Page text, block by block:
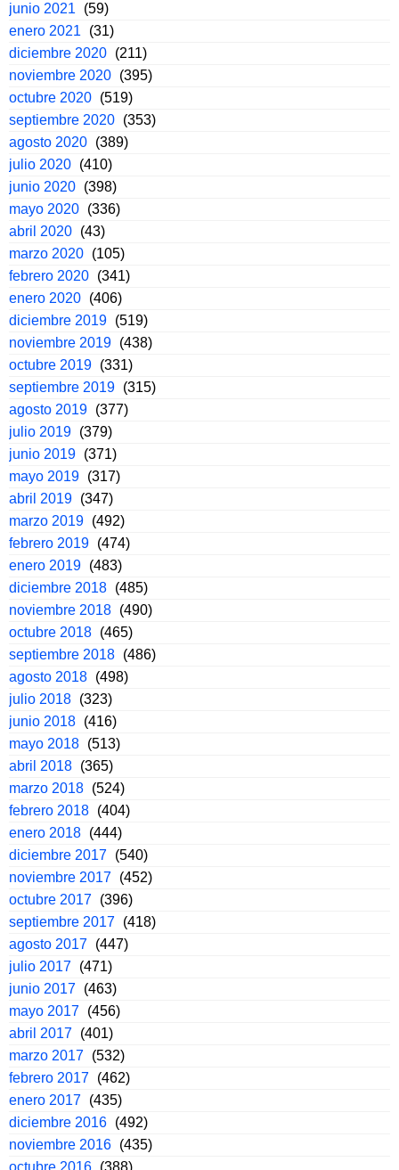
junio 2021
(59)
enero 2021
(31)
diciembre 2020 (211)
noviembre 2020 (395)
octubre 2020 (519)
septiembre 2020 (353)
agosto 2020 (389)
julio 2020 (410)
junio 2020 (398)
mayo 2020 (336)
abril 2020 (43)
marzo 2020 (105)
febrero 2020 (341)
enero 2020 (406)
diciembre 2019 (519)
noviembre 2019 (438)
octubre 2019 (331)
septiembre 2019 (315)
agosto 2019 (377)
julio 2019 (379)
junio 2019 (371)
mayo 2019 (317)
abril 2019 (347)
marzo 2019 (492)
febrero 2019 (474)
enero 2019 (483)
diciembre 2018 (485)
noviembre 2018 (490)
octubre 2018 (465)
septiembre 2018 (486)
agosto 2018 (498)
julio 2018 (323)
junio 2018 (416)
mayo 2018 (513)
abril 2018 (365)
marzo 2018 (524)
febrero 2018 (404)
enero 2018 (444)
diciembre 2017 (540)
noviembre 2017 (452)
octubre 2017 (396)
septiembre 2017 (418)
agosto 2017 (447)
julio 2017 (471)
junio 2017 (463)
mayo 2017 (456)
abril 2017 (401)
marzo 2017 (532)
febrero 2017 (462)
enero 2017 (435)
diciembre 2016 (492)
noviembre 2016 (435)
octubre 2016 (388)